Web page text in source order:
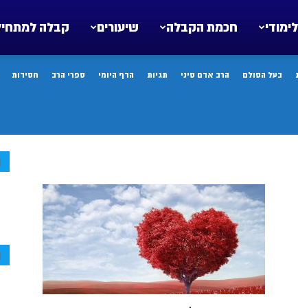
קבלה שיעורים חכמת הקבלה
בעל הסולם הרב אדם סיני תגיות הדף היומי ספרי הרב חסידות